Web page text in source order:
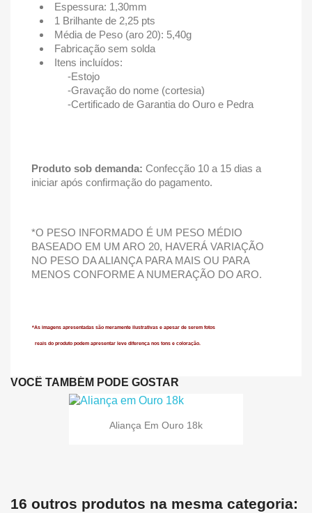
Espessura: 1,30mm
1 Brilhante de 2,25 pts
Média de Peso (aro 20): 5,40g
Fabricação sem solda
Itens incluídos:
-Estojo
-Gravação do nome (cortesia)
-Certificado de Garantia do Ouro e Pedra
Produto sob demanda: Confecção 10 a 15 dias a
iniciar após confirmação do pagamento.
*O PESO INFORMADO É UM PESO MÉDIO
BASEADO EM UM ARO 20, HAVERÁ VARIAÇÃO
NO PESO DA ALIANÇA PARA MAIS OU PARA
MENOS CONFORME A NUMERAÇÃO DO ARO.
*As imagens apresentadas são meramente ilustrativas e apesar de serem fotos
reais do produto podem apresentar leve diferença nos tons e coloração.
VOCÊ TAMBÉM PODE GOSTAR
Aliança Em Ouro 18k
16 outros produtos na mesma categoria: